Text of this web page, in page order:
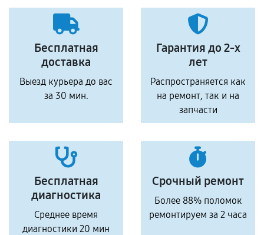
Бесплатная
доставка
Выезд курьера до вас
за 30 мин.
Гарантия до 2-х
лет
Распространяется как
на ремонт, так и на
запчасти
Бесплатная
диагностика
Среднее время
диагностики 20 мин
Срочный ремонт
Более 88% поломок
ремонтируем за 2 часа